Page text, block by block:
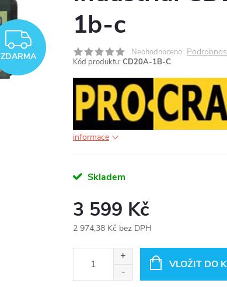
ZDARMA
ZDARMA
1b-c
Neohodnoceno
Kód produktu: CD20A-1B-C
informace
Skladem
3 599 Kč
2 974,38 Kč bez DPH
VLOŽIT DO